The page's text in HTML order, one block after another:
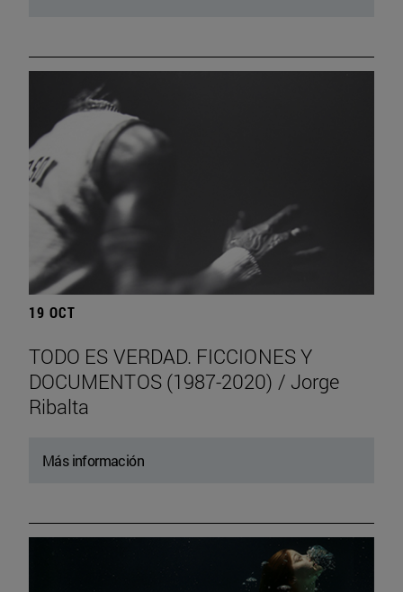
19 OCT
TODO ES VERDAD. FICCIONES Y
DOCUMENTOS (1987-2020) / Jorge
Ribalta
Más información